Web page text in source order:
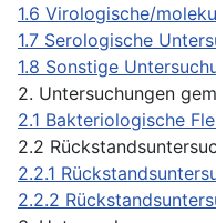
1.6 Virologische/
1.7 Serologische
1.8 Sonstige
2. Untersuchungen
2.1 Bakteriologische
2.2
2.2.1
2.2.2